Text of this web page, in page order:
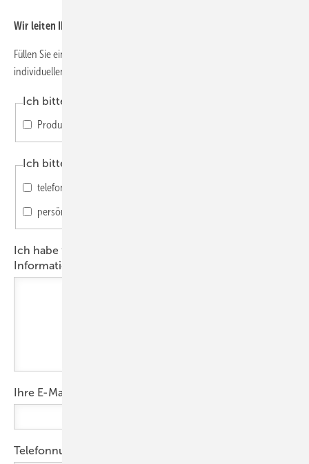
Wir leiten Ihre Anfrage gerne an PHOENIX CONTACT weiter.
Füllen Sie einfach das Formular aus und beschreiben Sie bei einer
individuellen Anfrage möglichst konkret Ihr Anliegen.
Ich bitte um Zusendung von
Produktdatenblättern
Ich bitte um einen Beratungstermin
telefonisch
persönlich
Ich habe folgendes Projekt und bitte um ausführliche
Informationen:
Ihre E-Mail-Adresse
Telefonnummer